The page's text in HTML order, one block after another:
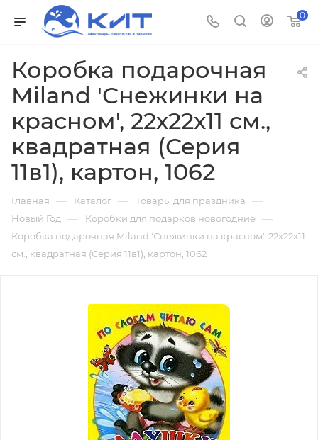
0
Коробка подарочная
Miland 'Снежинки на
красном', 22х22х11 см.,
квадратная (Серия
11в1), картон, 1062
Главная — Каталог — Товары для праздника —
Новый Год — Коробки для подарков новогодние —
Коробка подарочная Miland 'Снежинки на красном', 22х22х11
см., квадратная (Серия 11в1), картон, 1062